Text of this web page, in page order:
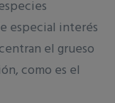
especial interés
el grueso
como es el